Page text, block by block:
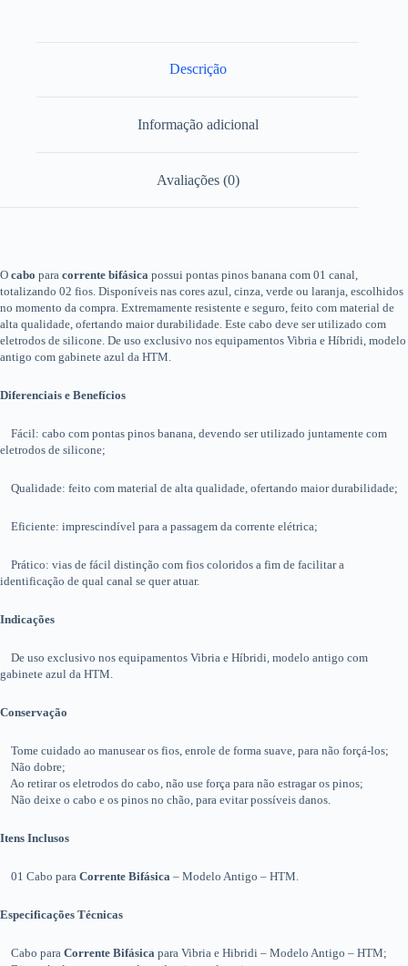
Descrição
Informação adicional
Avaliações (0)
O cabo para corrente bifásica possui pontas pinos banana com 01 canal,
totalizando 02 fios. Disponíveis nas cores azul, cinza, verde ou laranja, escolhidos
no momento da compra. Extremamente resistente e seguro, feito com material de
alta qualidade, ofertando maior durabilidade. Este cabo deve ser utilizado com
eletrodos de silicone. De uso exclusivo nos equipamentos Vibria e Híbridi, modelo
antigo com gabinete azul da HTM.
Diferenciais e Benefícios
Fácil: cabo com pontas pinos banana, devendo ser utilizado juntamente com
eletrodos de silicone;
Qualidade: feito com material de alta qualidade, ofertando maior durabilidade;
Eficiente: imprescindível para a passagem da corrente elétrica;
Prático: vias de fácil distinção com fios coloridos a fim de facilitar a
identificação de qual canal se quer atuar.
Indicações
De uso exclusivo nos equipamentos Vibria e Híbridi, modelo antigo com
gabinete azul da HTM.
Conservação
Tome cuidado ao manusear os fios, enrole de forma suave, para não forçá-los;
Não dobre;
Ao retirar os eletrodos do cabo, não use força para não estragar os pinos;
Não deixe o cabo e os pinos no chão, para evitar possíveis danos.
Itens Inclusos
01 Cabo para Corrente Bifásica – Modelo Antigo – HTM.
Especificações Técnicas
Cabo para Corrente Bifásica para Vibria e Hibridi – Modelo Antigo – HTM;